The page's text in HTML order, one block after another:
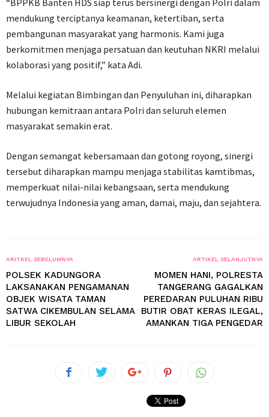
“BPPKB Banten HDS siap terus bersinergi dengan Polri dalam
mendukung terciptanya keamanan, ketertiban, serta
pembangunan masyarakat yang harmonis. Kami juga
berkomitmen menjaga persatuan dan keutuhan NKRI melalui
kolaborasi yang positif,” kata Adi.
Melalui kegiatan Bimbingan dan Penyuluhan ini, diharapkan
hubungan kemitraan antara Polri dan seluruh elemen
masyarakat semakin erat.
Dengan semangat kebersamaan dan gotong royong, sinergi
tersebut diharapkan mampu menjaga stabilitas kamtibmas,
memperkuat nilai-nilai kebangsaan, serta mendukung
terwujudnya Indonesia yang aman, damai, maju, dan sejahtera.
ARITKEL SEBELUMNYA
POLSEK KADUNGORA
LAKSANAKAN PENGAMANAN
OBJEK WISATA TAMAN
SATWA CIKEMBULAN SELAMA
LIBUR SEKOLAH
ARTIKEL SELANJUTNYA
MOMEN HANI, POLRESTA
TANGERANG GAGALKAN
PEREDARAN PULUHAN RIBU
BUTIR OBAT KERAS ILEGAL,
AMANKAN TIGA PENGEDAR